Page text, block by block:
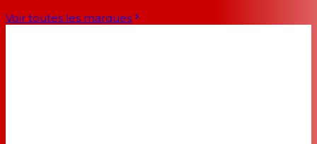
Voir toutes les marques